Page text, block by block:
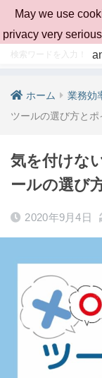
ホーム 業務効
ツールの選び方とポ
気を付けな
ールの選び
2020年9月4日
May we use
privacy very